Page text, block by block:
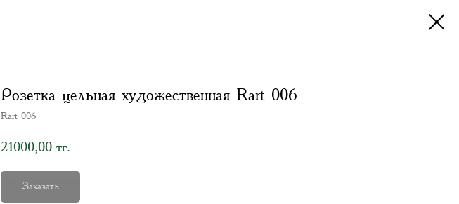
Розетка цельная художественная Rart 006
Rart 006
21000,00 тг.
Заказать